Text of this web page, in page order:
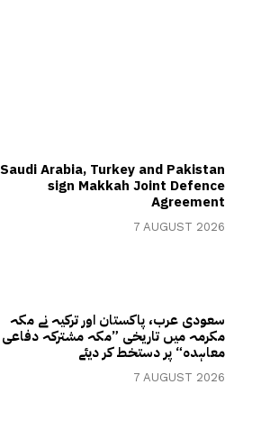
Saudi Arabia, Turkey and Pakistan
sign Makkah Joint Defence
Agreement
7 AUGUST 2026
سعودی عرب، پاکستان اور ترکیہ نے مکہ
مکرمہ میں تاریخی ”مکہ مشترکہ دفاعی
معاہدہ“ پر دستخط کر دیئے
7 AUGUST 2026